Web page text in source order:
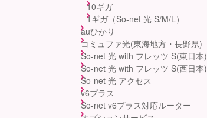
10ギガ
1ギガ（So-net 光 S/M/L）
auひかり
コミュファ光(東海地方・長野県)
So-net 光 with フレッツ S(東日本)
So-net 光 with フレッツ S(西日本)
So-net 光 アクセス
v6プラス
So-net v6プラス対応ルーター